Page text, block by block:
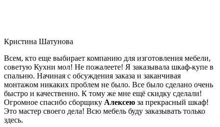
Кристина Шатунова
Всем, кто еще выбирает компанию для изготовления мебели,
советую Кухни мол! Не пожалеете! Я заказывала шкаф-купе в
спальню. Начиная с обсуждения заказа и заканчивая
монтажом никаких проблем не было. Все было сделано очень
быстро и качественно. К тому же мне ещё скидку сделали!
Огромное спасибо сборщику Алексею за прекрасный шкаф!
Это мастер своего дела! Всю мебель буду заказывать только
здесь.